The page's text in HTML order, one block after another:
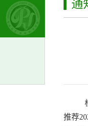
通
推荐